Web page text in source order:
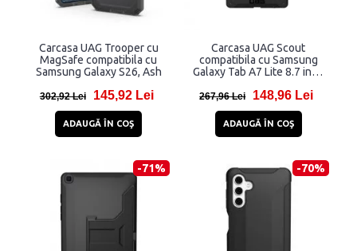
Carcasa UAG Trooper cu
MagSafe compatibila cu
Samsung Galaxy S26, Ash
302,92 Lei 145,92 Lei
ADAUGĂ ÎN COŞ
Carcasa UAG Scout
compatibila cu Samsung
Galaxy Tab A7 Lite 8.7 inch
267,96 Lei 148,96 Lei
ADAUGĂ ÎN COŞ
-71% -70%